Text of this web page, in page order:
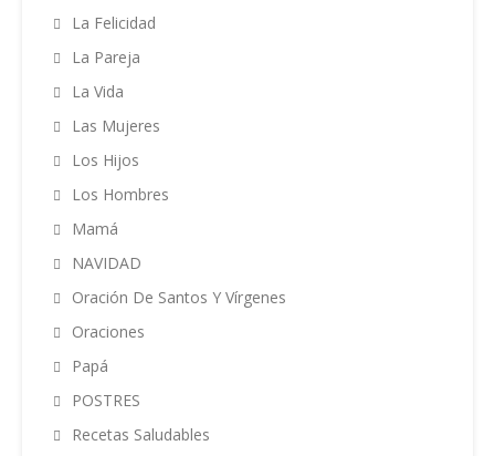
La Felicidad
La Pareja
La Vida
Las Mujeres
Los Hijos
Los Hombres
Mamá
NAVIDAD
Oración De Santos Y Vírgenes
Oraciones
Papá
POSTRES
Recetas Saludables